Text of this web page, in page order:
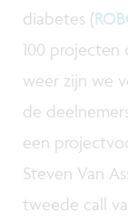
diabetes (
100 projecten
weer zijn we
de
een
Steven Van
tweede call